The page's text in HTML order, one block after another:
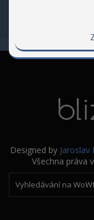
Designed by Jaroslav
Všechna práva